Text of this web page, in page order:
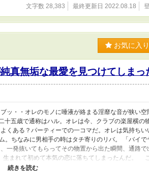
文字数 28,383 最終更新日 2022.08.18
お気に入
真無垢な最愛を見つけてしまっ
ッ・・オレのモノに唾液が絡まる淫靡な音が狭い空
十五歳で通称はハル。オレは今、クラブの楽屋横の
くある？パーティーでの一コマだ。オレは気持ちい
。ちなみに男相手の時はタチ寄りのリバ。 「バイで
発抜いてもらってその物置から出た瞬間、通路で
生まれて初めて本気の恋に落ちてしまったんだ。
子だけを愛するようになる物語。 ーーーーーーーー